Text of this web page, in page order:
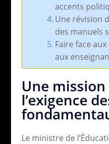
accents
Une révision
des manuels
Faire face
aux
Une
l’exigence
Le ministre de